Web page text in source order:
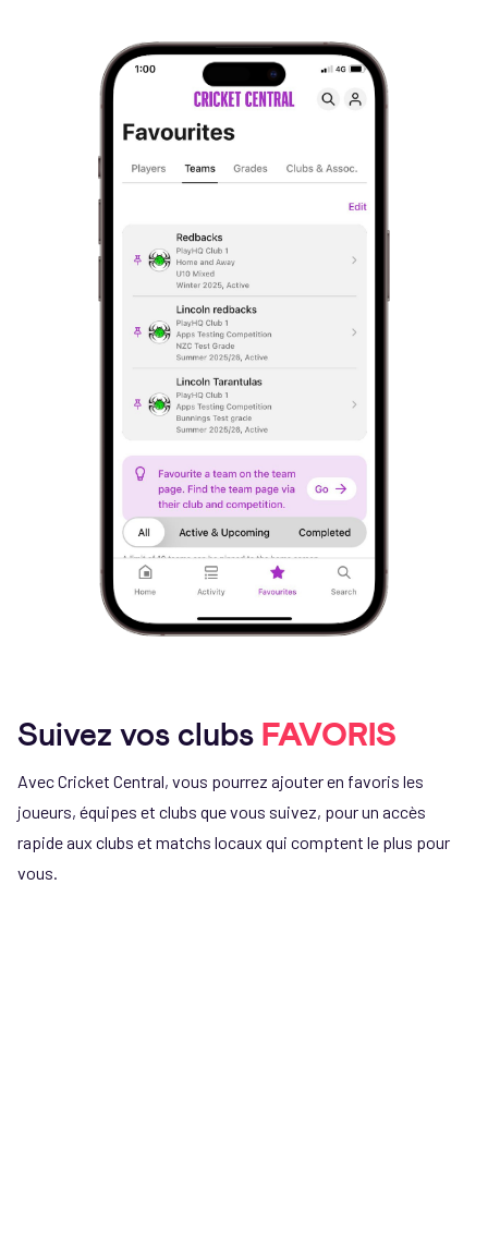
Suivez vos clubs FAVORIS
Avec Cricket Central, vous pourrez ajouter en favoris les
joueurs, équipes et clubs que vous suivez, pour un accès
rapide aux clubs et matchs locaux qui comptent le plus pour
vous.